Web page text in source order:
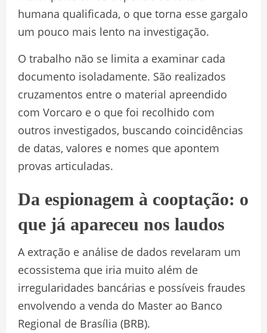
humana qualificada, o que torna esse gargalo
um pouco mais lento na investigação.
O trabalho não se limita a examinar cada
documento isoladamente. São realizados
cruzamentos entre o material apreendido
com Vorcaro e o que foi recolhido com
outros investigados, buscando coincidências
de datas, valores e nomes que apontem
provas articuladas.
Da espionagem à cooptação: o
que já apareceu nos laudos
A extração e análise de dados revelaram um
ecossistema que iria muito além de
irregularidades bancárias e possíveis fraudes
envolvendo a venda do Master ao Banco
Regional de Brasília (BRB).